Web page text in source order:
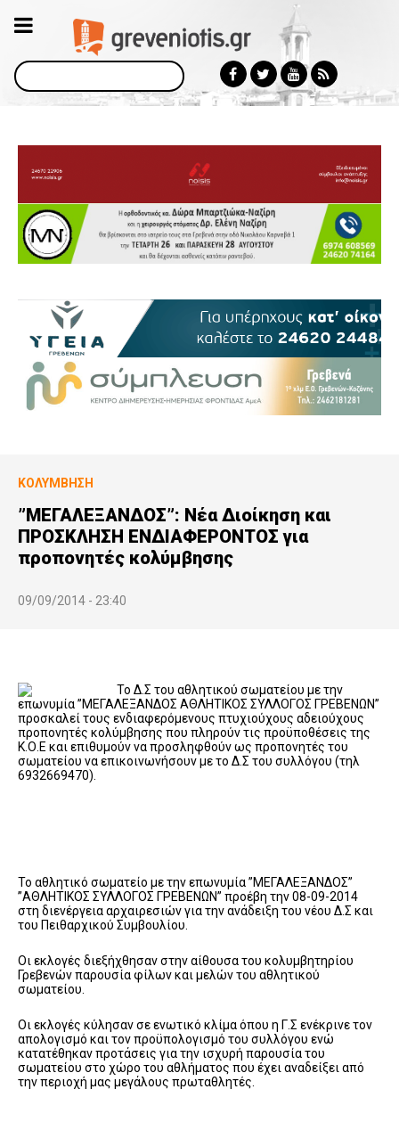
Αναζήτηση
ΚΟΛΎΜΒΗΣΗ
”ΜΕΓΑΛΕΞΑΝΔΟΣ”: Νέα Διοίκηση και
ΠΡΟΣΚΛΗΣΗ ΕΝΔΙΑΦΕΡΟΝΤΟΣ για
προπονητές κολύμβησης
09/09/2014 - 23:40
Το Δ.Σ του αθλητικού σωματείου με την
επωνυμία ”ΜΕΓΑΛΕΞΑΝΔΟΣ ΑΘΛΗΤΙΚΟΣ ΣΥΛΛΟΓΟΣ ΓΡΕΒΕΝΩΝ”
προσκαλεί τους ενδιαφερόμενους πτυχιούχους αδειούχους
προπονητές κολύμβησης που πληρούν τις προϋποθέσεις της
Κ.Ο.Ε και επιθυμούν να προσληφθούν ως προπονητές του
σωματείου να επικοινωνήσουν με το Δ.Σ του συλλόγου (τηλ
6932669470).
Το αθλητικό σωματείο με την επωνυμία ”ΜΕΓΑΛΕΞΑΝΔΟΣ”
”ΑΘΛΗΤΙΚΟΣ ΣΥΛΛΟΓΟΣ ΓΡΕΒΕΝΩΝ” προέβη την 08-09-2014
στη διενέργεια αρχαιρεσιών για την ανάδειξη του νέου Δ.Σ και
του Πειθαρχικού Συμβουλίου.
Οι εκλογές διεξήχθησαν στην αίθουσα του κολυμβητηρίου
Γρεβενών παρουσία φίλων και μελών του αθλητικού
σωματείου.
Οι εκλογές κύλησαν σε ενωτικό κλίμα όπου η Γ.Σ ενέκρινε τον
απολογισμό και τον προϋπολογισμό του συλλόγου ενώ
κατατέθηκαν προτάσεις για την ισχυρή παρουσία του
σωματείου στο χώρο του αθλήματος που έχει αναδείξει από
την περιοχή μας μεγάλους πρωταθλητές.